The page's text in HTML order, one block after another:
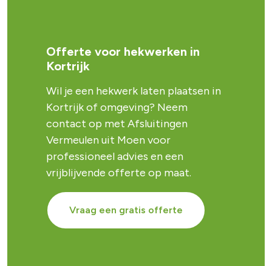
Offerte voor hekwerken in
Kortrijk
Wil je een hekwerk laten plaatsen in
Kortrijk of omgeving? Neem
contact op met Afsluitingen
Vermeulen uit Moen voor
professioneel advies en een
vrijblijvende offerte op maat.
Vraag een gratis offerte